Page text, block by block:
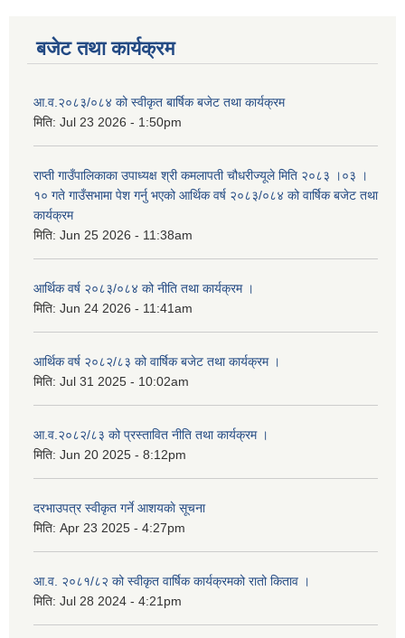
बजेट तथा कार्यक्रम
आ.व.२०८३/०८४ को स्वीकृत बार्षिक बजेट तथा कार्यक्रम
मिति: Jul 23 2026 - 1:50pm
राप्ती गाउँपालिकाका उपाध्यक्ष श्री कमलापती चौधरीज्यूले मिति २०८३ ।०३ ।
१० गते गाउँसभामा पेश गर्नु भएको आर्थिक वर्ष २०८३/०८४ को वार्षिक बजेट तथा
कार्यक्रम
मिति: Jun 25 2026 - 11:38am
आर्थिक वर्ष २०८३/०८४ को नीति तथा कार्यक्रम ।
मिति: Jun 24 2026 - 11:41am
आर्थिक वर्ष २०८२/८३ को वार्षिक बजेट तथा कार्यक्रम ।
मिति: Jul 31 2025 - 10:02am
आ.व.२०८२/८३ को प्रस्तावित नीति तथा कार्यक्रम ।
मिति: Jun 20 2025 - 8:12pm
दरभाउपत्र स्वीकृत गर्ने आशयकाे सूचना
मिति: Apr 23 2025 - 4:27pm
आ.व. २०८१/८२ को स्वीकृत वार्षिक कार्यक्रमको रातो किताव ।
मिति: Jul 28 2024 - 4:21pm